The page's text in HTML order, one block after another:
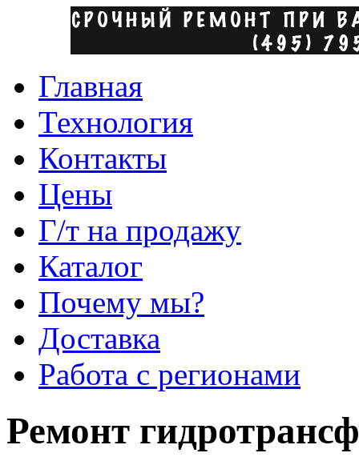
Главная
Технология
Контакты
Цены
Г/т на продажу
Каталог
Почему мы?
Доставка
Работа с регионами
Ремонт